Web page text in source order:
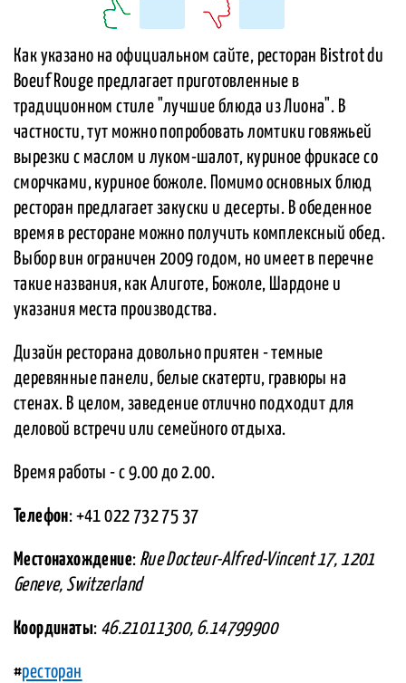
Как указано на официальном сайте, ресторан Bistrot du
Boeuf Rouge предлагает приготовленные в
традиционном стиле "лучшие блюда из Лиона". В
частности, тут можно попробовать ломтики говяжьей
вырезки с маслом и луком-шалот, куриное фрикасе со
сморчками, куриное божоле. Помимо основных блюд
ресторан предлагает закуски и десерты. В обеденное
время в ресторане можно получить комплексный обед.
Выбор вин ограничен 2009 годом, но имеет в перечне
такие названия, как Алиготе, Божоле, Шардоне и
указания места производства.
Дизайн ресторана довольно приятен - темные
деревянные панели, белые скатерти, гравюры на
стенах. В целом, заведение отлично подходит для
деловой встречи или семейного отдыха.
Время работы - с 9.00 до 2.00.
Телефон: +41 022 732 75 37
Местонахождение: Rue Docteur-Alfred-Vincent 17, 1201
Geneve, Switzerland
Координаты: 46.21011300, 6.14799900
#ресторан